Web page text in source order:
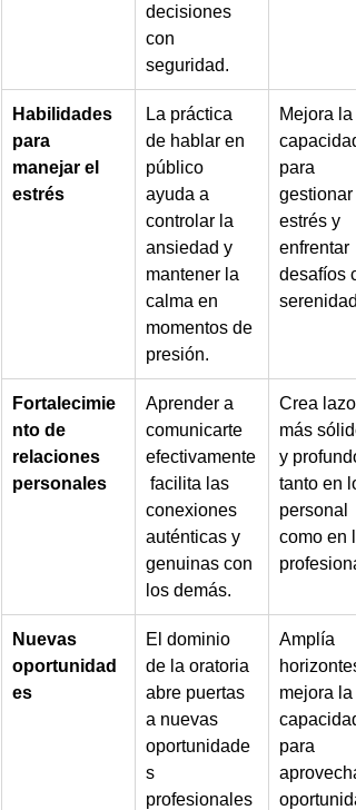
decisiones
con
seguridad.
Habilidades
para
manejar el
estrés
La práctica
de hablar en
público
ayuda a
controlar la
ansiedad y
mantener la
calma en
momentos de
presión.
Mejora la
capacidad
para
gestionar
estrés y
enfrentar
desafíos
serenidad.
Fortalecimie
nto de
relaciones
personales
Aprender a
comunicarte
efectivamente
facilita las
conexiones
auténticas y
genuinas con
los demás.
Crea
más
y
tanto en lo
personal
como en
Nuevas
oportunidad
es
El dominio
de la oratoria
abre puertas
a nuevas
oportunidade
s
profesionales
Amplía
mejora la
capacidad
para